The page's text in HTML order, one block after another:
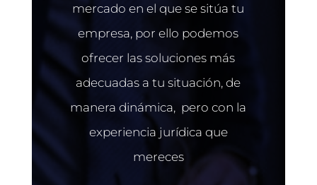
mercado en el que se sitúa tu
empresa, por ello podemos
ofrecer las soluciones más
adecuadas a tu situación, de
manera dinámica, pero con la
experiencia jurídica que
mereces